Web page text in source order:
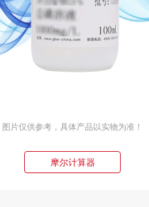
图片仅供参考，具体产品以实物为准！
摩尔计算器